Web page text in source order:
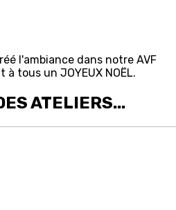
l'ambiance dans notre AVF
tous un JOYEUX NOËL.
ATELIERS...